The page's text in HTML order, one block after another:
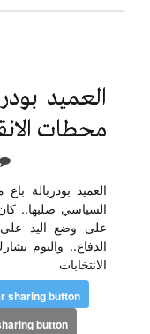
العميد
محطات
العميد بودربالة
السياسي صلبها..
على وضع اليد
الدفاع.. واليوم
الانتخابات